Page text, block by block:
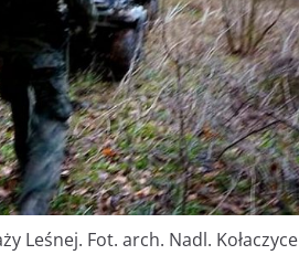
Leśnej. Fot. arch. Nadl. Kołaczyce